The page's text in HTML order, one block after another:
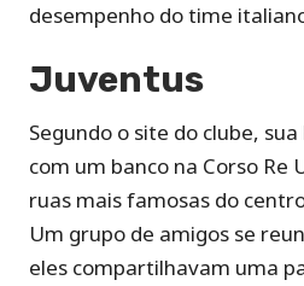
desempenho do time
Juventus
Segundo o site do clube,
com um banco na Corso Re
ruas mais famosas do
Um grupo de amigos se
eles compartilhavam uma